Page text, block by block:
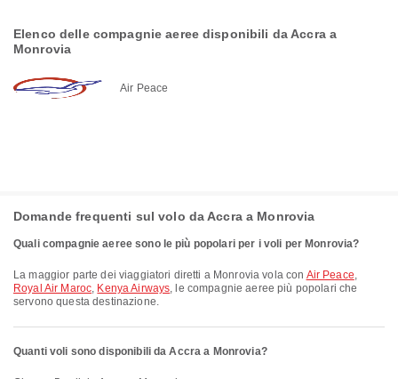
Elenco delle compagnie aeree disponibili da Accra a
Monrovia
Air Peace
Domande frequenti sul volo da Accra a Monrovia
Quali compagnie aeree sono le più popolari per i voli per Monrovia?
La maggior parte dei viaggiatori diretti a Monrovia vola con Air Peace,
Royal Air Maroc, Kenya Airways, le compagnie aeree più popolari che
servono questa destinazione.
Quanti voli sono disponibili da Accra a Monrovia?